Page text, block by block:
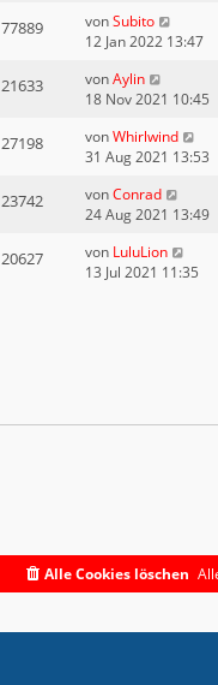
77889 vonSubito
12 Jan 2022 13:47
21633 vonAylin
18 Nov 2021 10:45
27198 vonWhirlwind
31 Aug 2021 13:53
23742 vonConrad
24 Aug 2021 13:49
20627 von LuluLion
13 Jul 2021 11:35
Alle Cookies löschen